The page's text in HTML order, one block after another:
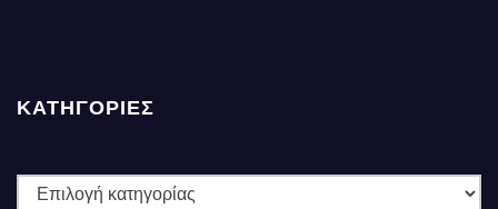
ΚΑΤΗΓΟΡΙΕΣ
ΚΑΤΗΓΟΡΙΕΣ